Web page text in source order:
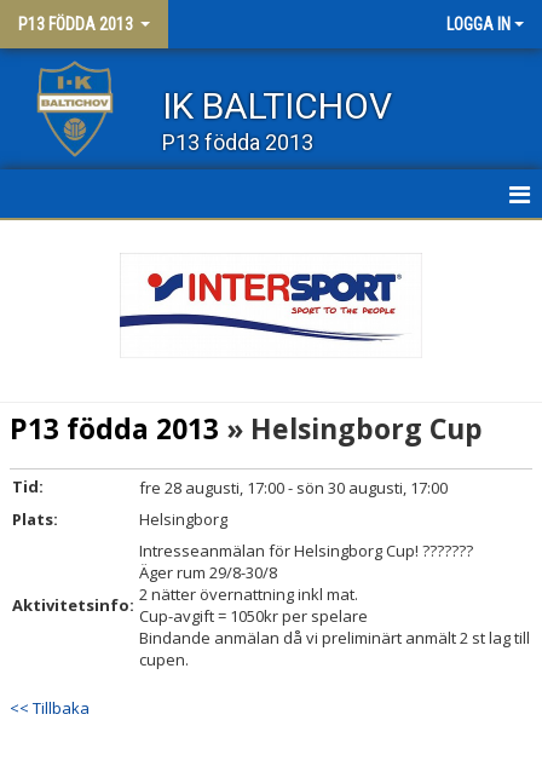
P13 FÖDDA 2013 LOGGA IN
IK BALTICHOV
P13 födda 2013
KONTAKT
P13 födda 2013 » Helsingborg Cup
Tid:
fre 28 augusti, 17:00 - sön 30 augusti, 17:00
Plats:
Helsingborg
Aktivitetsinfo:
Intresseanmälan för Helsingborg Cup! ???????
Äger rum 29/8-30/8
2 nätter övernattning inkl mat.
Cup-avgift = 1050kr per spelare
Bindande anmälan då vi preliminärt anmält 2 st lag till
cupen.
<< Tillbaka